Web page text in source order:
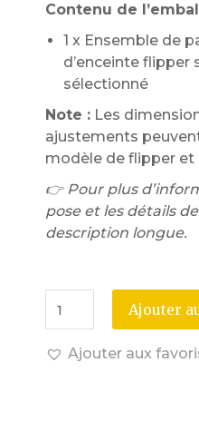
Contenu de
1 x Ensemble de
d’enceinte flipper
sélectionné
Note : Les
ajustements
modèle de flipper et
👉 Pour plus
pose et les détails
description longue.
Ajouter
Ajouter aux